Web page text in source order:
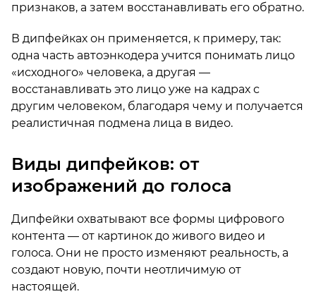
признаков, а затем восстанавливать его обратно.
В дипфейках он применяется, к примеру, так:
одна часть автоэнкодера учится понимать лицо
«исходного» человека, а другая —
восстанавливать это лицо уже на кадрах с
другим человеком, благодаря чему и получается
реалистичная подмена лица в видео.
Виды дипфейков: от
изображений до голоса
Дипфейки охватывают все формы цифрового
контента — от картинок до живого видео и
голоса. Они не просто изменяют реальность, а
создают новую, почти неотличимую от
настоящей.